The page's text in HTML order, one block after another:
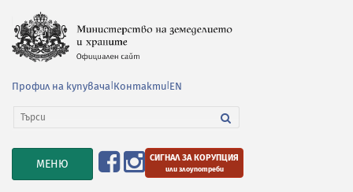
Профил на купувача Контакти EN
TOGGLE
NAVIGATION
МЕНЮ СИГНАЛ ЗА КОРУПЦИЯ
или злоупотреби